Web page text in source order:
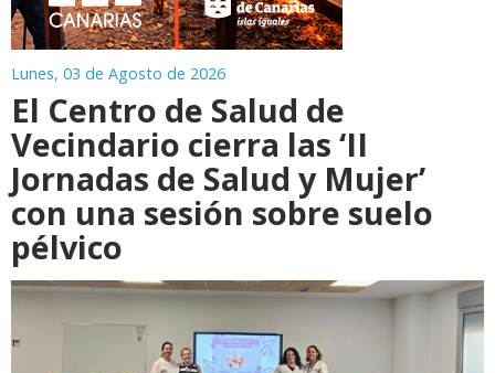
Lunes, 03 de Agosto de 2026
El Centro de Salud de
Vecindario cierra las ‘II
Jornadas de Salud y Mujer’
con una sesión sobre suelo
pélvico